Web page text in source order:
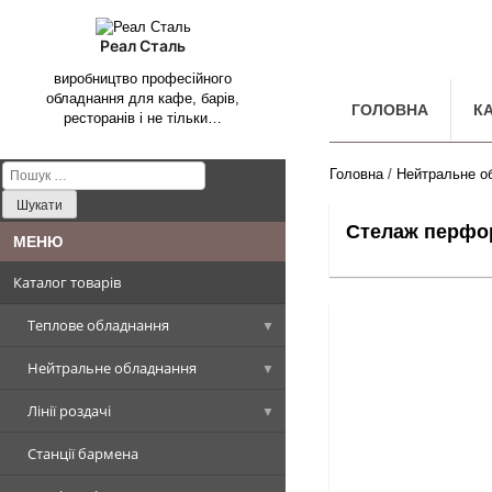
Реал Сталь
виробництво професійного
обладнання для кафе, барів,
ресторанів і не тільки…
Пошук:
Каталог товарів
Теплове обладнання
Котли харчоварильні
Котел харчоварильний
Плити промислові
Плити стандарт
Сковороди промислові
Нейтральне обладнання
Столи, Стіл-ванни, Стіл-тумби
Столи виробничі
Стелажі виробничі
Лінії роздачі
Вітрини холодильні
Станції бармена
ГОЛОВНА
Головна/ Нейтральне
Cтелаж